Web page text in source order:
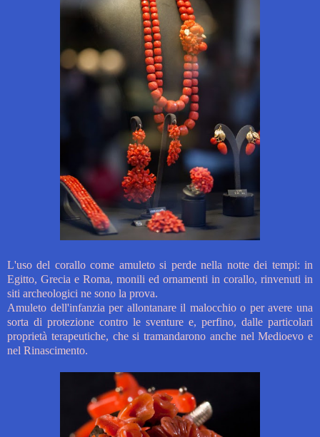
L'uso del corallo come amuleto si perde nella notte dei tempi: in
Egitto, Grecia e Roma, monili ed ornamenti in corallo, rinvenuti in
siti archeologici ne sono la prova.
Amuleto dell'infanzia per allontanare il malocchio o per avere una
sorta di protezione contro le sventure e, perfino, dalle particolari
proprietà terapeutiche, che si tramandarono anche nel Medioevo e
nel Rinascimento.